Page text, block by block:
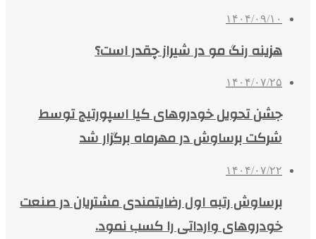
۱۴۰۴/۰۹/۱۰
هزینه رنگ مو در شیراز چقدر است؟
۱۴۰۴/۰۷/۲۵
جشن تحویل خودروهای کیا اسپورتیج توسط
شرکت برساوش در مهرماه برگزار شد
۱۴۰۴/۰۷/۲۲
برساوش رتبه اول رضایتمندی مشتریان در صنعت
خودروهای وارداتی را کسب نمود.